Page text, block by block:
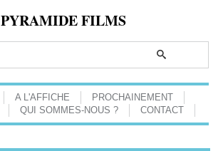
PYRAMIDE FILMS
A L'AFFICHE
PROCHAINEMENT
QUI SOMMES-NOUS ? CONTACT